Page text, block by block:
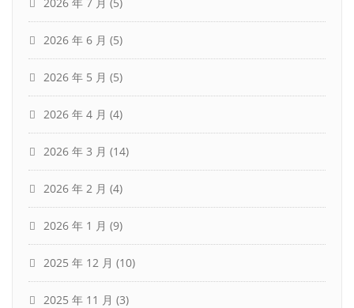
2026 年 6 月 (5)
2026 年 5 月 (5)
2026 年 4 月 (4)
2026 年 3 月 (14)
2026 年 2 月 (4)
2026 年 1 月 (9)
2025 年 12 月 (10)
2025 年 11 月 (3)